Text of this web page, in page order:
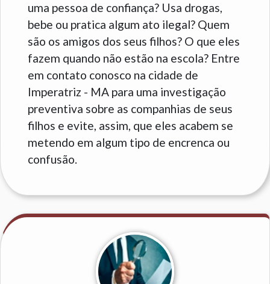
uma pessoa de confiança? Usa drogas,
bebe ou pratica algum ato ilegal? Quem
são os amigos dos seus filhos? O que eles
fazem quando não estão na escola? Entre
em contato conosco na cidade de
Imperatriz - MA para uma investigação
preventiva sobre as companhias de seus
filhos e evite, assim, que eles acabem se
metendo em algum tipo de encrenca ou
confusão.